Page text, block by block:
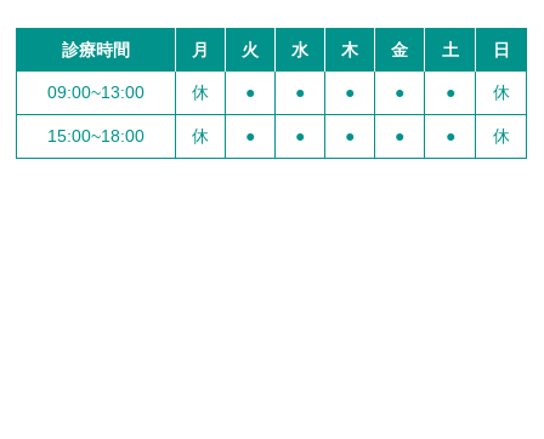
診療時間 月 火 水 木 金 土 日
09:00~13:00 休 ● ● ● ● ● 休
15:00~18:00 休 ● ● ● ● ● 休